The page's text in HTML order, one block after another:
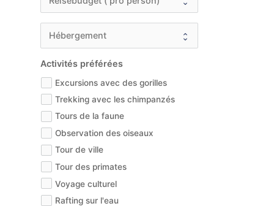
Activités préférées
Excursions avec des gorilles
Trekking avec les chimpanzés
Tours de la faune
Observation des oiseaux
Tour de ville
Tour des primates
Voyage culturel
Rafting sur l'eau